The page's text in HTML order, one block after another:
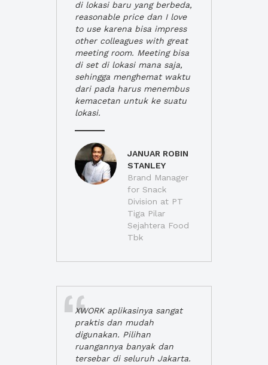
di lokasi baru yang berbeda,
reasonable price dan I love
to use karena bisa impress
other colleagues with great
meeting room. Meeting bisa
di set di lokasi mana saja,
sehingga menghemat waktu
dari pada harus menembus
kemacetan untuk ke suatu
lokasi.
JANUAR ROBIN
STANLEY
Brand Manager
for Snack
Division at PT
Tiga Pilar
Sejahtera Food
Tbk
XWORK aplikasinya sangat
praktis dan mudah
digunakan. Pilihan
ruangannya banyak dan
tersebar di seluruh Jakarta.